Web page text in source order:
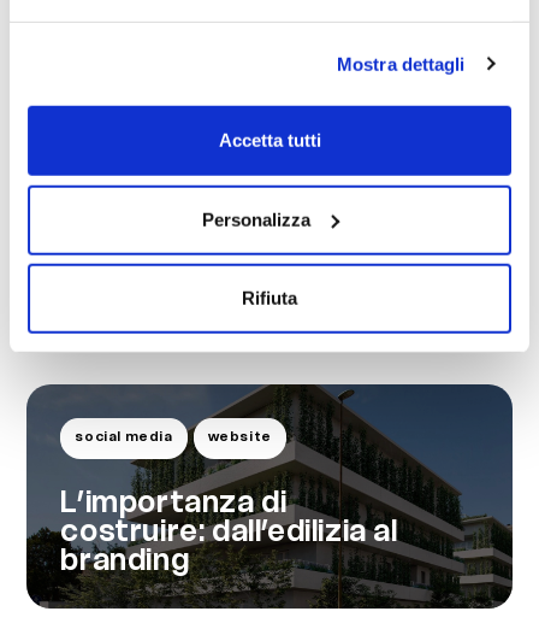
Mostra dettagli
Accetta tutti
Personalizza
Rifiuta
una storia da raccontare
Un redesign di bellezza
per forma e sostanza
social media website
L’importanza di
costruire: dall’edilizia al
branding